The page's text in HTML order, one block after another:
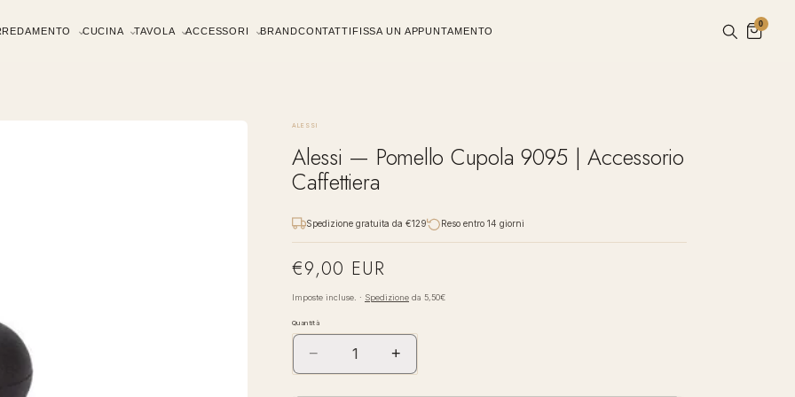
CUCINA TAVOLA ACCESSORI BRANDCONTATTI FISSA UN APPUNTAMENTO
0
ALESSI
Alessi — Pomello Cupola 9095 | Accessorio
Caffettiera
Spedizione gratuita da €129 Reso entro 14 giorni
Prezzo
di
listino
€9,00 EUR
Imposte incluse. · Spedizione da 5,50€
Quantità
Diminuisci
quantità
−
Aumenta
quantità
+